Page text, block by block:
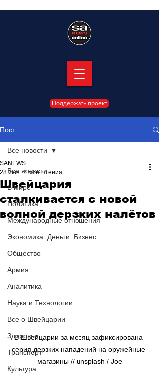
Поддержать проект
Пост
Все новости
В мире
Политика
Международные отношения
Экономика. Деньги. Бизнес
Общество
Армия
Аналитика
Наука и Технологии
Все о Швейцарии
Здоровье
Транспорт
Культура
Все новости
Швейцария
сталкивается с новой
волной дерзких налётов
SANEWS
28 июн. 2 мин. чтения
В Швейцарии за месяц зафиксирована
серия дерзких нападений на оружейные
магазины // unsplash / Joe